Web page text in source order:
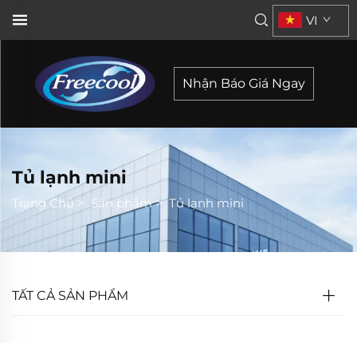
VI
Nhận Báo Giá Ngay
Tủ lạnh mini
Trang Chủ> Sản phẩm>Tủ lạnh mini
TẤT CẢ SẢN PHẨM